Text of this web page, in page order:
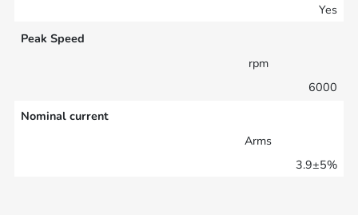
Yes
Peak Speed
rpm
6000
Nominal current
Arms
3.9±5%